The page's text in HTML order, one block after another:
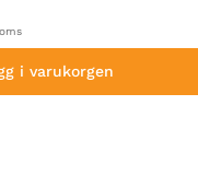
i varukorgen